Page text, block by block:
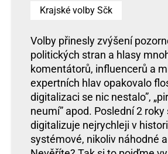
Krajské volby Sčk
Volby přinesly zvýšení
politických stran a hlasy
komentátorů, influencerů a
expertních hlav opakovalo
digitalizaci se nic nestalo”,
neumí” apod. Poslední 2
digitalizuje nejrychleji v
systémové, nikoliv náhodné